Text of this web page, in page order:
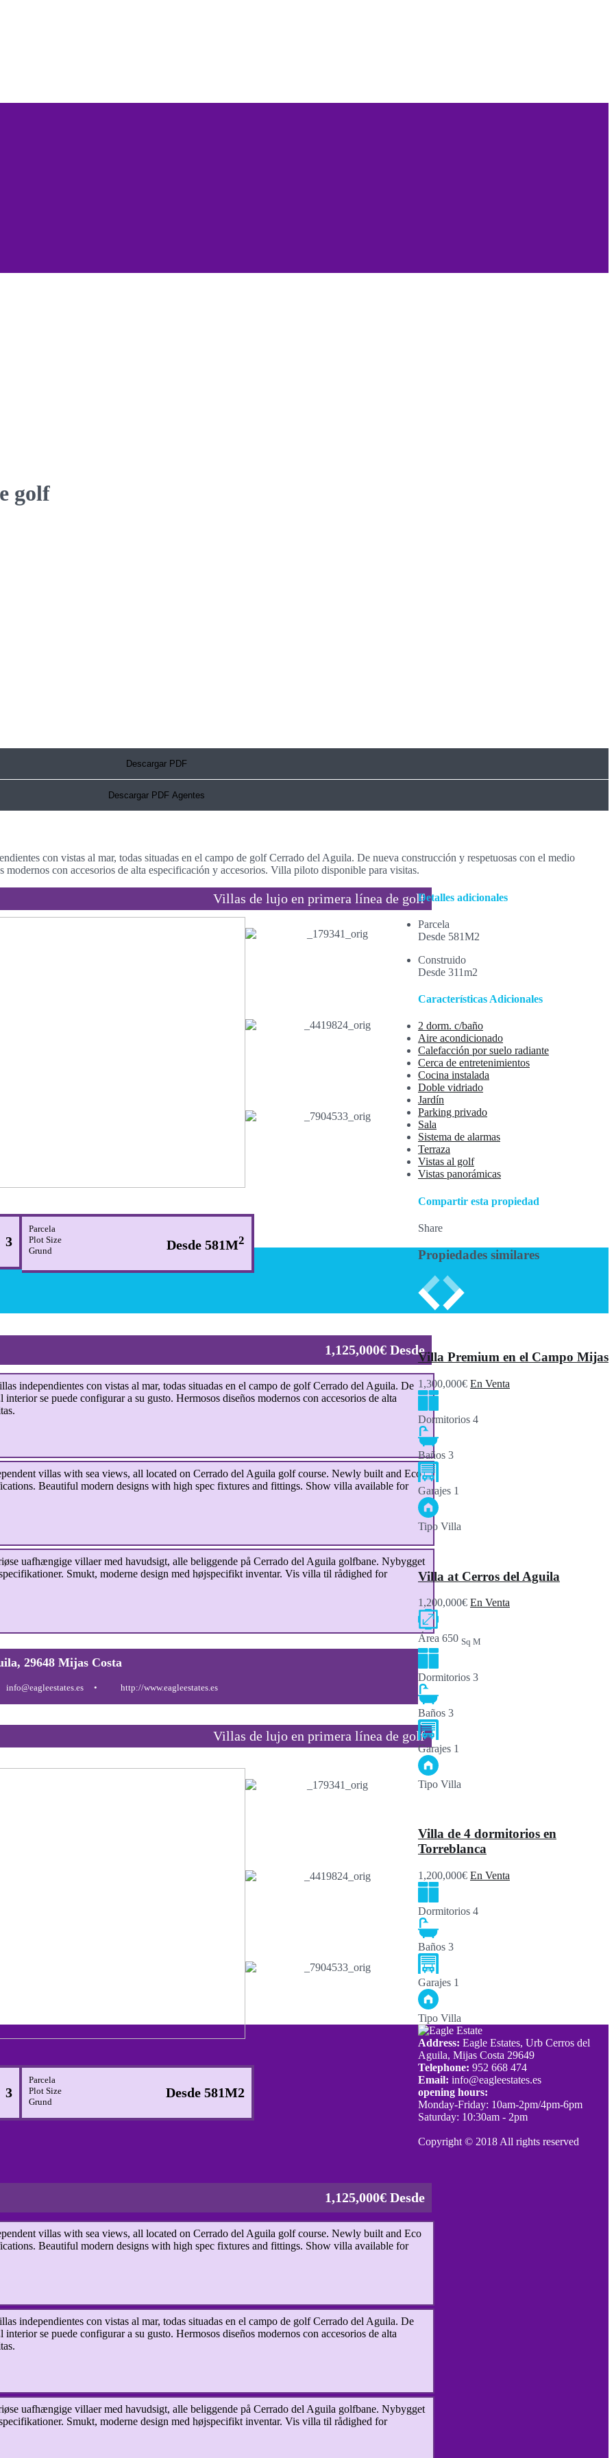
golf
Descargar PDF
Descargar PDF Agentes
con vistas al mar, todas situadas en el campo de golf Cerrado del Aguila. De nueva construcción y respetuosas con el medio
con accesorios de alta especificación y accesorios. Villa piloto disponible para visitas.
Villas de lujo en primera línea de golf
3
Parcela
Plot Size
Grund
Desde 581M2
1,125,000€ Desde
independientes con vistas al mar, todas situadas en el campo de golf Cerrado del Aguila. De
se puede configurar a su gusto. Hermosos diseños modernos con accesorios de alta
villas with sea views, all located on Cerrado del Aguila golf course. Newly built and Eco
Beautiful modern designs with high spec fixtures and fittings. Show villa available for
uafhængige villaer med havudsigt, alle beliggende på Cerrado del Aguila golfbane. Nybygget
Smukt, moderne design med højspecifikt inventar. Vis villa til rådighed for
29648 Mijas Costa
info@eagleestates.es http://www.eagleestates.es
Villas de lujo en primera línea de golf
3
Parcela
Plot Size
Grund
Desde 581M2
1,125,000€ Desde
villas with sea views, all located on Cerrado del Aguila golf course. Newly built and Eco
Beautiful modern designs with high spec fixtures and fittings. Show villa available for
independientes con vistas al mar, todas situadas en el campo de golf Cerrado del Aguila. De
se puede configurar a su gusto. Hermosos diseños modernos con accesorios de alta
uafhængige villaer med havudsigt, alle beliggende på Cerrado del Aguila golfbane. Nybygget
Smukt, moderne design med højspecifikt inventar. Vis villa til rådighed for
Detalles adicionales
Parcela
Desde 581M2
Construido
Desde 311m2
Características Adicionales
2 dorm. c/baño
Aire acondicionado
Calefacción por suelo radiante
Cerca de entretenimientos
Cocina instalada
Doble vidriado
Jardín
Parking privado
Sala
Sistema de alarmas
Terraza
Vistas al golf
Vistas panorámicas
Compartir esta propiedad
Share
Propiedades similares
Villa Premium en el Campo Mijas
1,300,000€ En Venta
Dormitorios 4
Baños 3
Garajes 1
Tipo Villa
Villa at Cerros del Aguila
1,200,000€ En Venta
Área 650 Sq M
Dormitorios 3
Baños 3
Garajes 1
Tipo Villa
Villa de 4 dormitorios en
Torreblanca
1,200,000€ En Venta
Dormitorios 4
Baños 3
Garajes 1
Tipo Villa
Address: Eagle Estates, Urb Cerros del
Aguila, Mijas Costa 29649
Telephone: 952 668 474
Email: info@eagleestates.es
opening hours:
Monday-Friday: 10am-2pm/4pm-6pm
Saturday: 10:30am - 2pm
Copyright © 2018 All rights reserved